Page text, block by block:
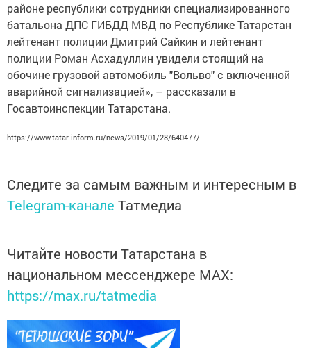
районе республики сотрудники специализированного
батальона ДПС ГИБДД МВД по Республике Татарстан
лейтенант полиции Дмитрий Сайкин и лейтенант
полиции Роман Асхадуллин увидели стоящий на
обочине грузовой автомобиль "Вольво" с включенной
аварийной сигнализацией», – рассказали в
Госавтоинспекции Татарстана.
https://www.tatar-inform.ru/news/2019/01/28/640477/
Следите за самым важным и интересным в
Telegram-канале Татмедиа
Читайте новости Татарстана в
национальном мессенджере MАХ:
https://max.ru/tatmedia